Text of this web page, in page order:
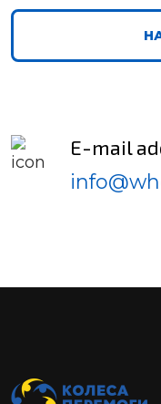
E-mail